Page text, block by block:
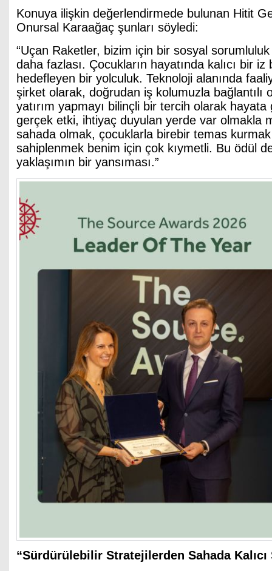
Konuya ilişkin değerlendirmede bulunan Hitit
Onursal Karaağaç şunları söyledi:
“Uçan Raketler, bizim için bir sosyal
daha fazlası. Çocukların hayatında kalıcı bir iz
hedefleyen bir yolculuk. Teknoloji alanında
şirket olarak, doğrudan iş kolumuzla bağlantılı
yatırım yapmayı bilinçli bir tercih olarak
gerçek etki, ihtiyaç duyulan yerde var olmakla
sahada olmak, çocuklarla birebir temas
sahiplenmek benim için çok kıymetli. Bu ödül
yaklaşımın bir yansıması.”
“Sürdürülebilir Stratejilerden Sahada Kalıcı